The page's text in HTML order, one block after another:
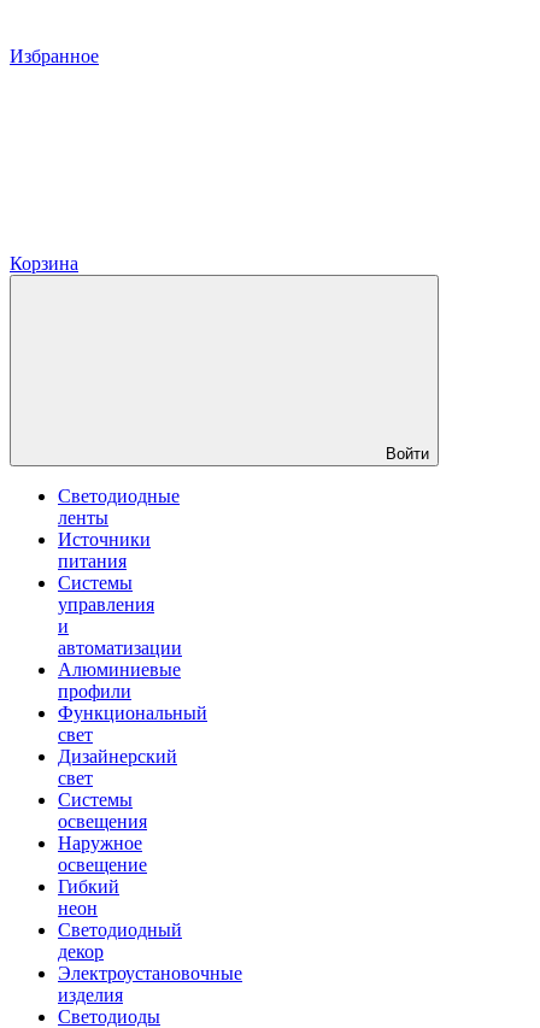
Избранное
Корзина
Войти
Светодиодные
ленты
Источники
питания
Системы
управления
и
автоматизации
Алюминиевые
профили
Функциональный
свет
Дизайнерский
свет
Системы
освещения
Наружное
освещение
Гибкий
неон
Светодиодный
декор
Электроустановочные
изделия
Светодиоды